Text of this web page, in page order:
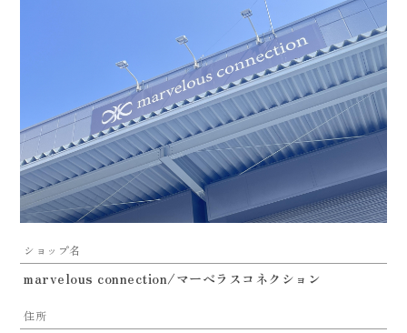
ショップ名
marvelous connection/マーベラスコネクション
住所